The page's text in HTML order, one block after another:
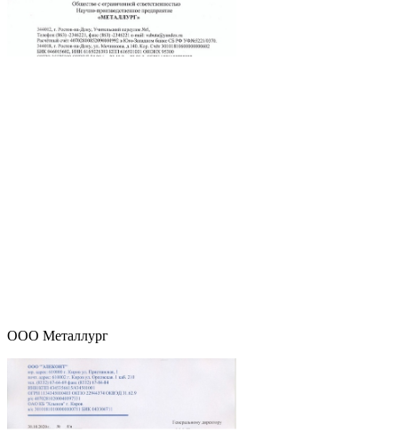
ООО Металлург